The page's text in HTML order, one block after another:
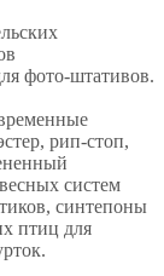
фото-штативов.
рип-стоп,
систем
синтепоны
птиц для